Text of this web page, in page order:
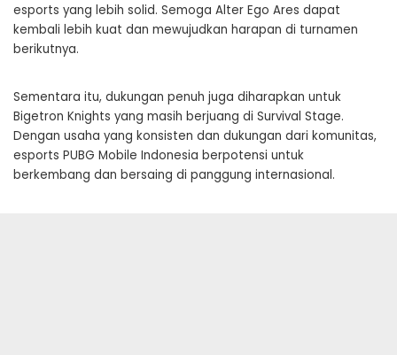
esports yang lebih solid. Semoga Alter Ego Ares dapat
kembali lebih kuat dan mewujudkan harapan di turnamen
berikutnya.
Sementara itu, dukungan penuh juga diharapkan untuk
Bigetron Knights yang masih berjuang di Survival Stage.
Dengan usaha yang konsisten dan dukungan dari komunitas,
esports PUBG Mobile Indonesia berpotensi untuk
berkembang dan bersaing di panggung internasional.